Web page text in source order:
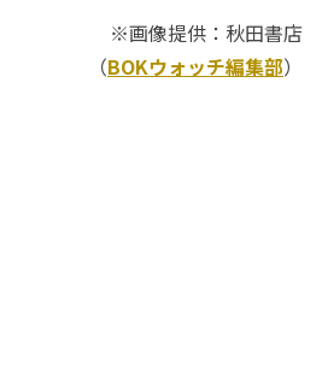
※画像提供：秋田書店
（BOKウォッチ編集部）